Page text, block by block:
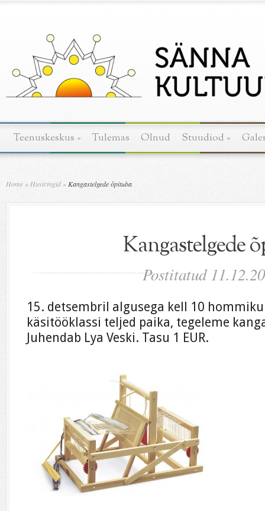
Teenuskeskus » Tulemas Olnud Stuudiod »
Home»Huviringid»Kangastelgede õpituba
Kangastelgede
Postitatud
15. detsembril algusega kell 10
käsitööklassi teljed paika, tegeleme
Juhendab Lya Veski. Tasu 1 EUR.